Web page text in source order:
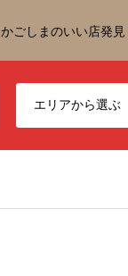
かごしまのいい店発見